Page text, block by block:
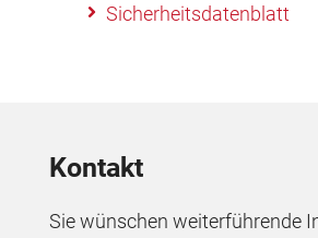
Sicherheitsdatenblatt
Kontakt
Sie wünschen weiterführende